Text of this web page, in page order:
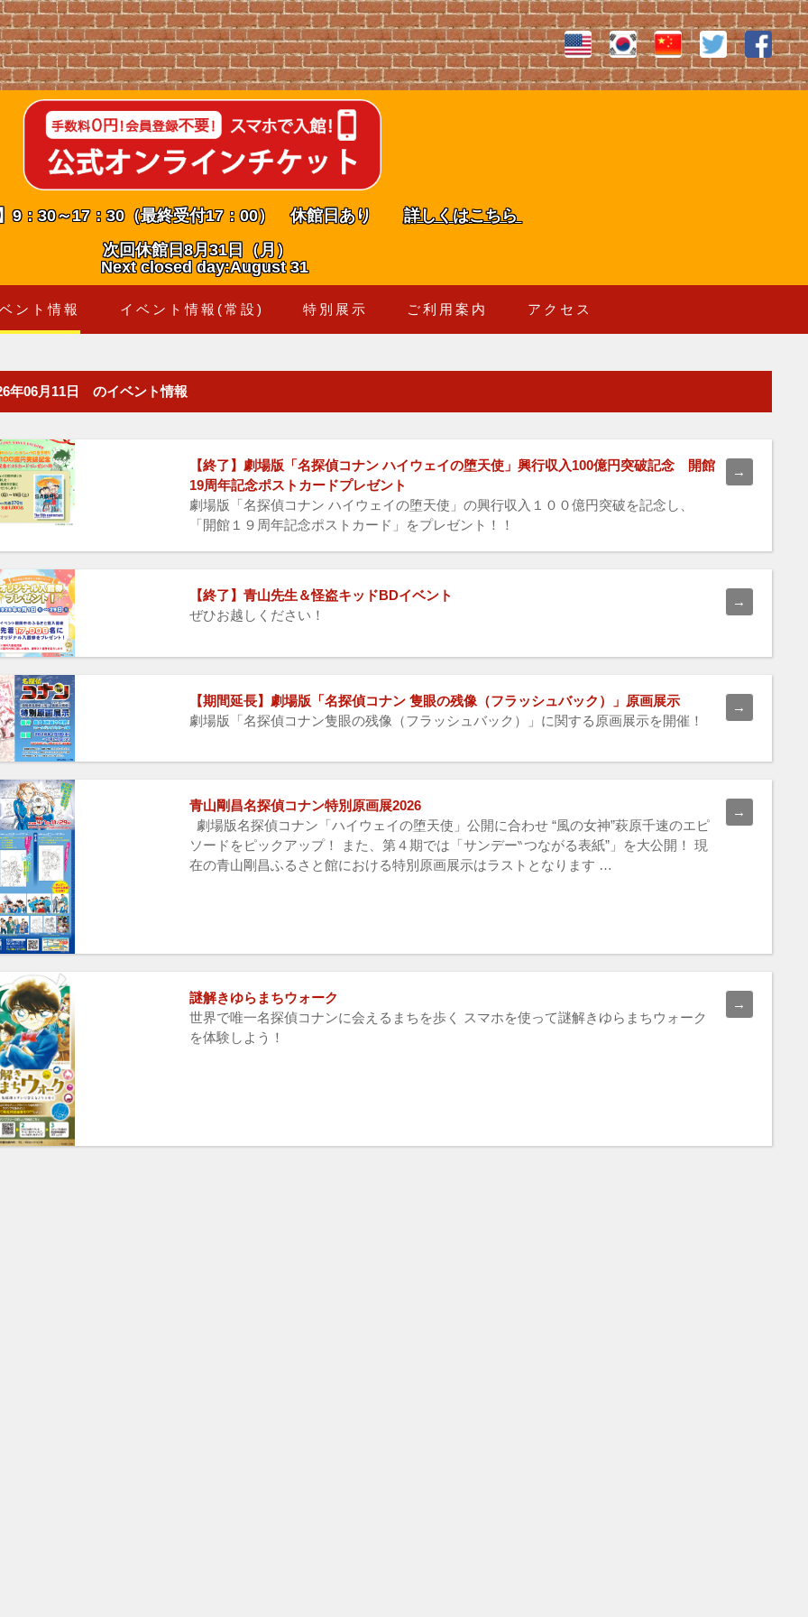
】9：30～17：30（最終受付17：00） 休館日あり詳しくはこちら
次回休館日8月31日（月）
Next closed day:August 31
ント情報 イベント情報(常設) 特別展示 ご利用案内 アクセス
年06月11日 のイベント情報
【終了】劇場版「名探偵コナン ハイウェイの堕天使」興行収入100億円突破記念 開館
19周年記念ポストカードプレゼント
劇場版「名探偵コナン ハイウェイの堕天使」の興行収入１００億円突破を記念し、
「開館１９周年記念ポストカード」をプレゼント！！
【終了】青山先生＆怪盗キッドBDイベント
ぜひお越しください！
【期間延長】劇場版「名探偵コナン 隻眼の残像（フラッシュバック）」原画展示
劇場版「名探偵コナン隻眼の残像（フラッシュバック）」に関する原画展示を開催！
青山剛昌名探偵コナン特別原画展2026
劇場版名探偵コナン「ハイウェイの堕天使」公開に合わせ “風の女神”萩原千速のエピ
ソードをピックアップ！ また、第４期では「サンデー‶つながる表紙”」を大公開！ 現
在の青山剛昌ふるさと館における特別原画展示はラストとなります …
謎解きゆらまちウォーク
世界で唯一名探偵コナンに会えるまちを歩く スマホを使って謎解きゆらまちウォーク
を体験しよう！